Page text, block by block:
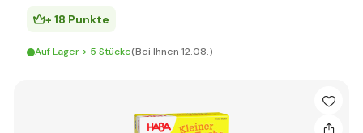
+ 18 Punkte
Auf Lager > 5 Stücke(Bei Ihnen 12.08.)